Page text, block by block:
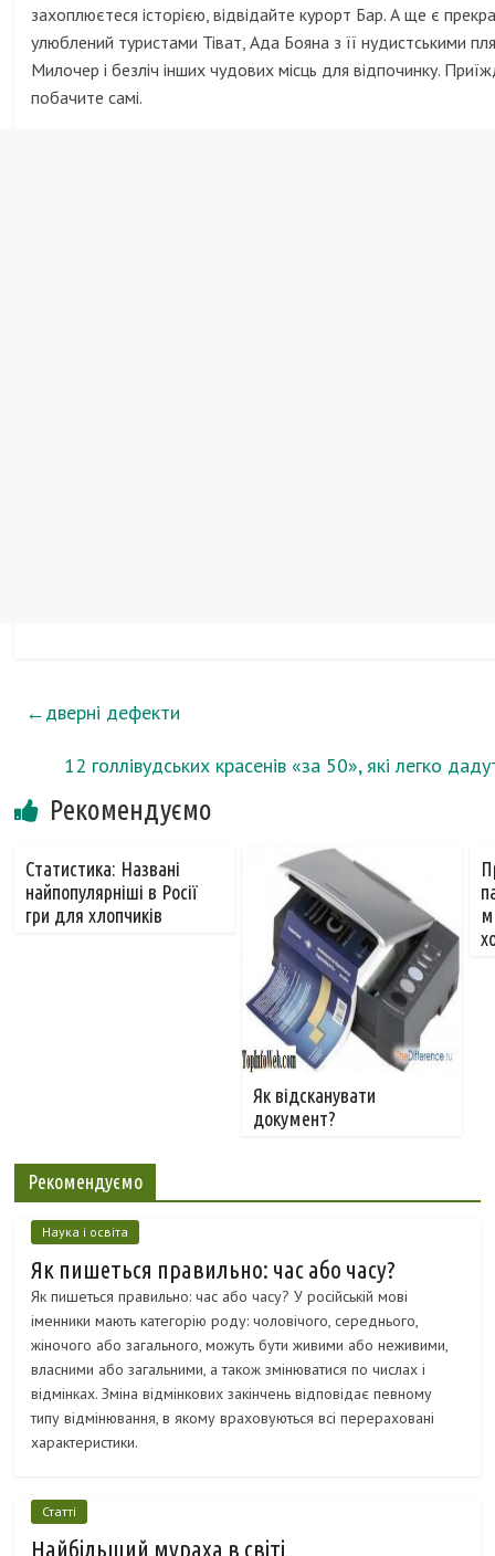
захоплюєтеся історією, відвідайте курорт Бар. А ще є
улюблений туристами Тіват, Ада Бояна з її нудистськими
Милочер і безліч інших чудових місць для відпочинку.
побачите самі.
←дверні дефекти
12 голлівудських красенів «за 50», які легко
Рекомендуємо
Статистика: Названі
найпопулярніші в Росії
гри для хлопчиків
Як відсканувати
документ?
Рекомендуємо
Наука і освіта
Як пишеться правильно: час або часу?
Як пишеться правильно: час або часу? У російській мові
іменники мають категорію роду: чоловічого, середнього,
жіночого або загального, можуть бути живими або неживими,
власними або загальними, а також змінюватися по числах і
відмінках. Зміна відмінкових закінчень відповідає певному
типу відмінювання, в якому враховуються всі перераховані
характеристики.
Статті
Найбільший мураха в світі